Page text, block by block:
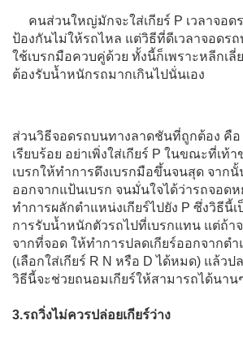
คนส่วนใหญ่มักจะใส่เกียร์ P เวลาจอ
ป้องกันไม่ให้รถไหล แต่วิธีที่ดีเวลาจอดร
ใช้เบรกมือควบคู่ด้วย ทั้งนี้ก็เพราะหลีกเลี่
ต้องรับน้ำหนักรถมากเกินไปนั่นเอง
ส่วนวิธีจอดรถบนทางลาดชันที่ถูกต้อง คือ
เรียบร้อย อย่าเพิ่งใส่เกียร์ P ในขณะที่เ
เบรกให้ทำการดึงเบรกมือขึ้นจนสุด จากนั้
ออกจากแป้นเบรก จนมั่นใจได้ว่ารถจอด
ทำการผลักตำแหน่งเกียร์ไปยัง P ซึ่งวิธีนี้
การรับน้ำหนักตัวรถไปที่เบรกแทน แต่ถ้า
จากที่จอด ให้ทำการปลดเกียร์ออกจากตำ
(เลือกใส่เกียร์ R N หรือ D ได้หมด) แล้วป
วิธีนี้จะช่วยถนอมเกียร์ให้สามารถได้นาน
3.รถวิ่งไม่ควรปล่อยเกียร์ว่าง